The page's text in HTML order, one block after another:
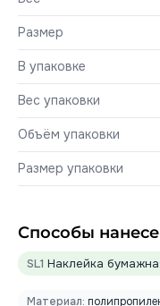
Размер
В упаковке
Вес упаковки
Объём упаковки
Размер упаковки
Способы
SL1 Наклейка
Материал: